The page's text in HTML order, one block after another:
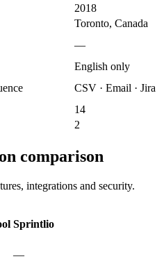
2018
Toronto, Canada
—
English only
CSV · Email · Jira
14
2
comparison
integrations and security.
Sprintlio
—